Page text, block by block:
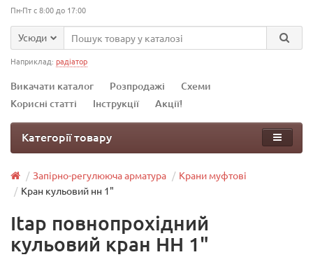
Пн-Пт с 8:00 до 17:00
Усюди
Наприклад: радіатор
Викачати каталог Розпродажі
Схеми
Корисні статті
Інструкції Акції!
Категорії товару
Запірно-регулююча арматура
Крани муфтові
Кран кульовий нн 1"
Itap повнопрохідний
кульовий кран НН 1"